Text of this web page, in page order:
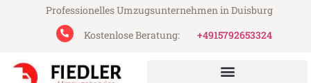
Professionelles Umzugsunternehmen in Duisburg
Kostenlose Beratung:
+4915792653324